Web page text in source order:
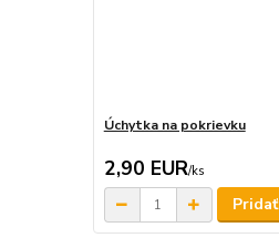
Úchytka na pokrievku
2,90 EUR/ks